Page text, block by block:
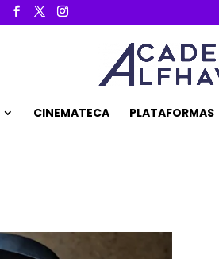
CINEMATECA PLATAFORMAS